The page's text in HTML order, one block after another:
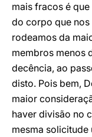
mais fracos é
do corpo que nos
rodeamos da
membros menos
decência, ao
disto. Pois bem,
maior
haver divisão no
mesma